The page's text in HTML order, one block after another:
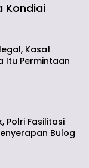
Kondiai
Kasat
Itu Permintaan
Polri Fasilitasi
Bulog